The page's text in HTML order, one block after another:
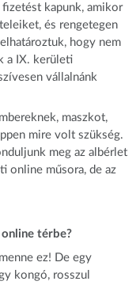
kapunk, amikor
és rengetegen
hogy nem
a IX. kerületi
vállalnánk
maszkot,
mire volt szükség.
meg az albérlet
online műsora, de az
térbe?
ez! De egy
kongó, rosszul